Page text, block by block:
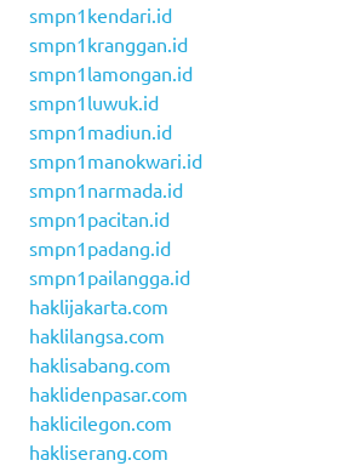
smpn1kendari.id
smpn1kranggan.id
smpn1lamongan.id
smpn1luwuk.id
smpn1madiun.id
smpn1manokwari.id
smpn1narmada.id
smpn1pacitan.id
smpn1padang.id
smpn1pailangga.id
haklijakarta.com
haklilangsa.com
haklisabang.com
haklidenpasar.com
haklicilegon.com
hakliserang.com